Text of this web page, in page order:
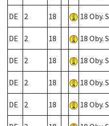
DE 2 18 18 Oby.
DE 2 18 18 Oby.
DE 2 18 18 Oby.
DE 2 18 18 Oby.
DE 2 18 18 Oby.